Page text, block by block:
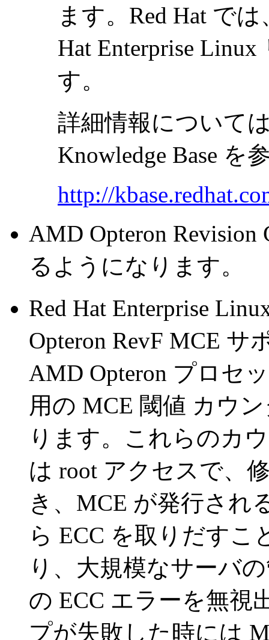
ます。Red Hat で
Hat Enterprise
す。
詳細情報について
Knowledge Base を
http://
AMD Opteron
るようになります。
Red Hat Enterprise
Opteron RevF MCE
AMD Opteron プロセ
用の MCE 閾値 カウ
ります。これらのカ
は root アクセスで、
き、MCE が発行され
ら ECC を取りだす
り、大規模なサーバ
の ECC エラーを無視
プが失敗した時には